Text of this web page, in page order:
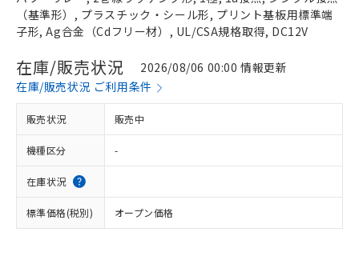
（基準形）, プラスチック・シール形, プリント基板用標準端
子形, Ag合金（Cdフリー材）, UL/CSA規格取得, DC12V
在庫/販売状況
2026/08/06 00:00 情報更新
在庫/販売状況 ご利用条件
販売状況 販売中
機種区分 -
在庫状況
標準価格(税別) オープン価格